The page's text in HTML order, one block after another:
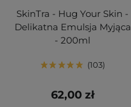
SkinTra - Hug Your Skin -
Delikatna Emulsja Myjąca
- 200ml
103
62,00 zł